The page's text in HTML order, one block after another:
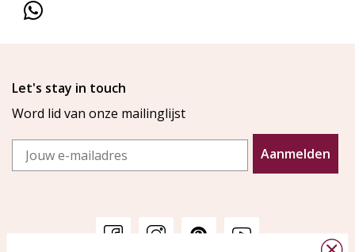
Let's stay in touch
Word lid van onze mailinglijst
Email
Aanmelden